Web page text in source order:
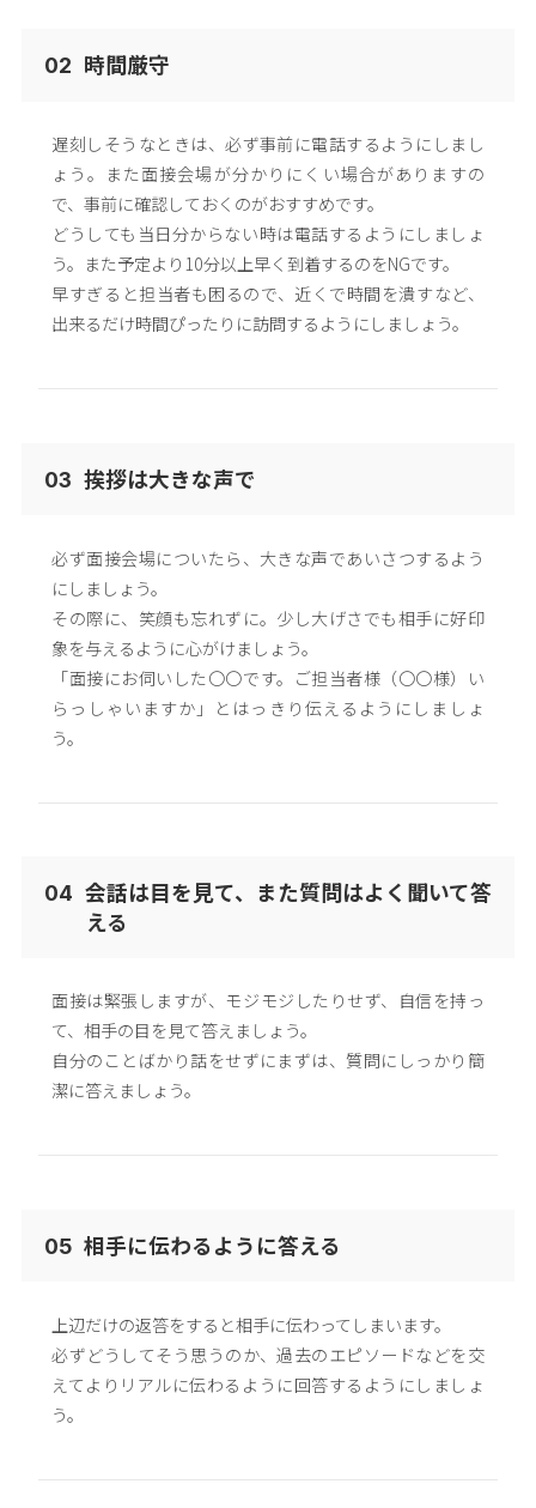
02 時間厳守
遅刻しそうなときは、必ず事前に電話するようにしまし
ょう。また面接会場が分かりにくい場合がありますの
で、事前に確認しておくのがおすすめです。
どうしても当日分からない時は電話するようにしましょ
う。また予定より10分以上早く到着するのをNGです。
早すぎると担当者も困るので、近くで時間を潰すなど、
出来るだけ時間ぴったりに訪問するようにしましょう。
03 挨拶は大きな声で
必ず面接会場についたら、大きな声であいさつするよう
にしましょう。
その際に、笑顔も忘れずに。少し大げさでも相手に好印
象を与えるように心がけましょう。
「面接にお伺いした〇〇です。ご担当者様（〇〇様）い
らっしゃいますか」とはっきり伝えるようにしましょ
う。
04 会話は目を見て、また質問はよく聞いて答
える
面接は緊張しますが、モジモジしたりせず、自信を持っ
て、相手の目を見て答えましょう。
自分のことばかり話をせずにまずは、質問にしっかり簡
潔に答えましょう。
05 相手に伝わるように答える
上辺だけの返答をすると相手に伝わってしまいます。
必ずどうしてそう思うのか、過去のエピソードなどを交
えてよりリアルに伝わるように回答するようにしましょ
う。